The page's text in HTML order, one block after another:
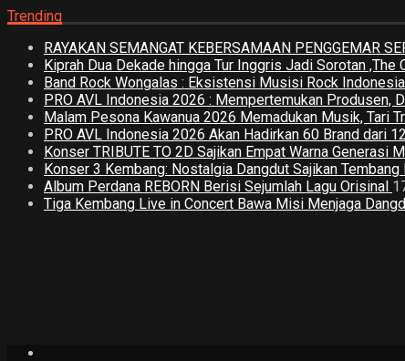
Trending
RAYAKAN SEMANGAT KEBERSAMAAN PENGGEMAR
Kiprah Dua Dekade hingga Tur Inggris Jadi Sorotan
Band Rock Wongalas : Eksistensi Musisi Rock
PRO AVL Indonesia 2026 : Mempertemukan
Malam Pesona Kawanua 2026 Memadukan Musik, Tari
PRO AVL Indonesia 2026 Akan Hadirkan 60 Brand dari
Konser TRIBUTE TO 2D Sajikan Empat Warna Generasi
Konser 3 Kembang: Nostalgia Dangdut Sajikan
Album Perdana REBORN Berisi Sejumlah Lagu Orisinal
Tiga Kembang Live in Concert Bawa Misi Menjaga